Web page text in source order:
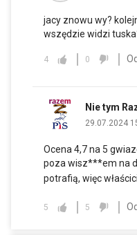
jacy znowu wy?
wszędzie widzi
4 0
Nie tym
29.07.2024
Ocena 4,7 na 5
poza wisz***em na
potrafią, więc
5 5